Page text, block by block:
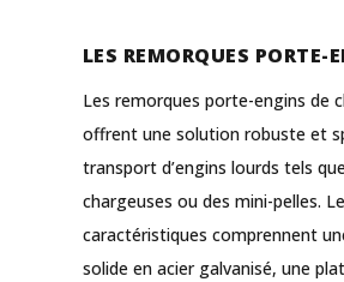
LES REMORQUES PORTE-
Les remorques porte-engins de
offrent une solution robuste et
transport d’engins lourds tels
chargeuses ou des mini-pelles.
caractéristiques comprennent
solide en acier galvanisé, une